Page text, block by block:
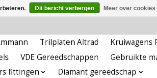
Trilplaten Altrad
Kruiwagens
VDE Gereedschappen
Gebruikte
fittingen Diamant gereedschap
Dit bericht verbergen Meer over cookies